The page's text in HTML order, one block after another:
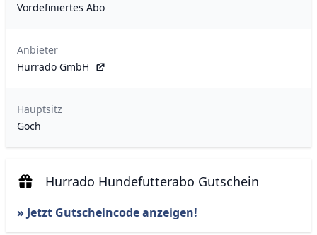
Vordefiniertes Abo
Anbieter
Hurrado GmbH
Hauptsitz
Goch
Hurrado Hundefutterabo Gutschein
» Jetzt Gutscheincode anzeigen!